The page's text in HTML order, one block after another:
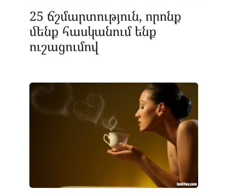
25 ճշմարտություն, որոնք
մենք հասկանում ենք
ուշացումով